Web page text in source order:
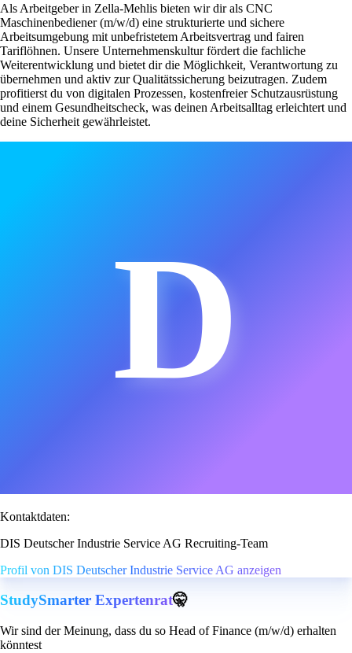
Als Arbeitgeber in Zella-Mehlis bieten wir dir als CNC
Maschinenbediener (m/w/d) eine strukturierte und sichere
Arbeitsumgebung mit unbefristetem Arbeitsvertrag und fairen
Tariflöhnen. Unsere Unternehmenskultur fördert die fachliche
Weiterentwicklung und bietet dir die Möglichkeit, Verantwortung zu
übernehmen und aktiv zur Qualitätssicherung beizutragen. Zudem
profitierst du von digitalen Prozessen, kostenfreier Schutzausrüstung
und einem Gesundheitscheck, was deinen Arbeitsalltag erleichtert und
deine Sicherheit gewährleistet.
D
Kontaktdaten:
DIS Deutscher Industrie Service AG Recruiting-Team
Profil von DIS Deutscher Industrie Service AG anzeigen
StudySmarter Expertenrat🤫
Wir sind der Meinung, dass du so Head of Finance (m/w/d) erhalten
könntest